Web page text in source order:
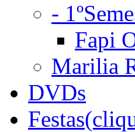
-
Fapi
Marilia
DVDs